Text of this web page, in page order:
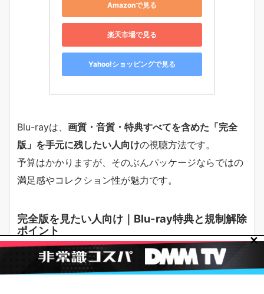
Amazonで見る
楽天市場で見る
Yahoo!ショッピングで見る
Blu-rayは、 画質・音質・特典すべてを含めた「完全
版」を手元に残したい人向けの視聴方法です。
予算はかかりますが、そのぶんパッケージならではの
満足感やコレクション性が魅力です。
完全版を見たい人向け｜Blu-ray特典と規制解除
ポイント
「土下座で頼んでみた Blu-ray 本気で頼んでみた版」
✕